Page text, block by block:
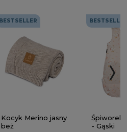
BESTSELLER
Kocyk Merino jasny
beż
BESTSELLER
Śpiworek
- Gąski